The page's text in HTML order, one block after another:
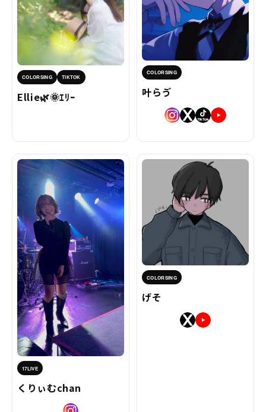
COLORSING TIKTOK
Ellie🌿🌞ｴﾘｰ
COLORSING
叶らゔ
17LIVE
くりぃむchan
COLORSING
げそ